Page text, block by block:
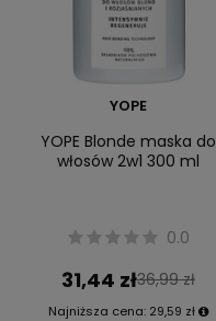
YOPE
YOPE Blonde maska do
włosów 2w1 300 ml
0.0
31,44 zł36,99 zł
Najniższa cena: 29,59 zł